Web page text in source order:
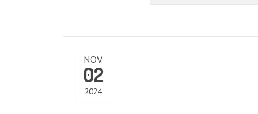
NOV.
02
2024